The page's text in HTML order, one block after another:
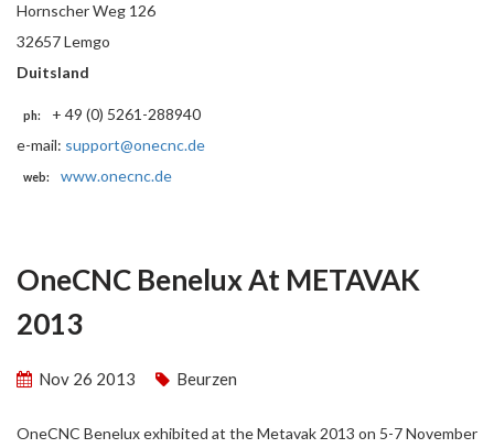
Hornscher Weg 126
32657 Lemgo
Duitsland
ph:
+ 49 (0) 5261-288940
e-mail: support@onecnc.de
web: www.onecnc.de
OneCNC Benelux At METAVAK
2013
Nov 26 2013 Beurzen
OneCNC Benelux exhibited at the Metavak 2013 on 5-7 November